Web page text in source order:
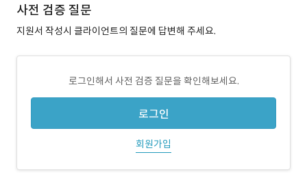
사전 검증 질문
지원서 작성시 클라이언트의 질문에 답변해 주세요.
로그인해서 사전 검증 질문을 확인해보세요.
로그인
회원가입